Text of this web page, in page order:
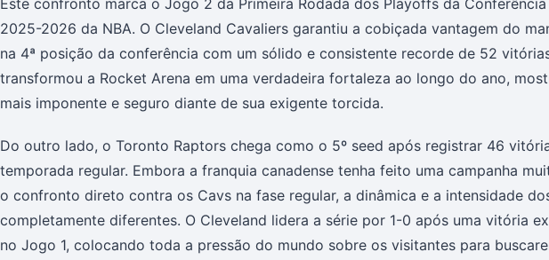
Este confronto marca o Jogo 2 da Primeira Rodada dos Playoffs da
2025-2026 da NBA. O Cleveland Cavaliers garantiu a cobiçada vantagem do
na 4ª posição da conferência com um sólido e consistente recorde de 52
transformou a Rocket Arena em uma verdadeira fortaleza ao longo do ano,
mais imponente e seguro diante de sua exigente torcida.
Do outro lado, o Toronto Raptors chega como o 5º seed após registrar 46
temporada regular. Embora a franquia canadense tenha feito uma campanha
o confronto direto contra os Cavs na fase regular, a dinâmica e a intensidade
completamente diferentes. O Cleveland lidera a série por 1-0 após uma vitória
no Jogo 1, colocando toda a pressão do mundo sobre os visitantes para